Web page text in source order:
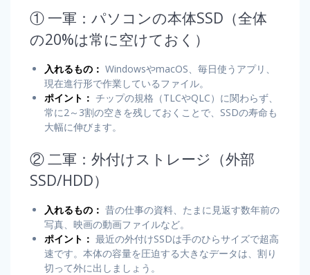
① 一軍：パソコンの本体SSD（全体
の20%は常に空けておく）
入れるもの： WindowsやmacOS、毎日使うアプリ、
現在進行形で作業しているファイル。
ポイント： チップの規格（TLCやQLC）に関わらず、
常に2～3割の空きを残しておくことで、SSDの寿命も
大幅に伸びます。
② 二軍：外付けストレージ（外部
SSD/HDD）
入れるもの： 昔の仕事の資料、たまに見返す数年前の
写真、映画の動画ファイルなど。
ポイント： 最近の外付けSSDは手のひらサイズで超高
速です。本体の容量を圧迫する大きなデータは、割り
切って外に出しましょう。